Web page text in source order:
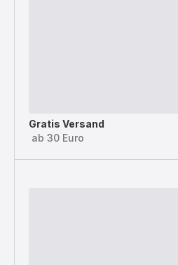
Gratis Versand
ab 30 Euro